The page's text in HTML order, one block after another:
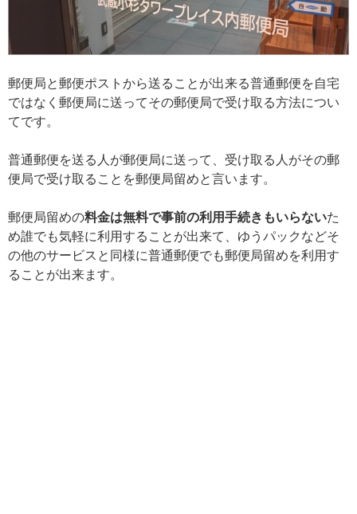
郵便局と郵便ポストから送ることが出来る普通郵便を自宅
ではなく郵便局に送ってその郵便局で受け取る方法につい
てです。
普通郵便を送る人が郵便局に送って、受け取る人がその郵
便局で受け取ることを郵便局留めと言います。
郵便局留めの料金は無料で事前の利用手続きもいらないた
め誰でも気軽に利用することが出来て、ゆうパックなどそ
の他のサービスと同様に普通郵便でも郵便局留めを利用す
ることが出来ます。